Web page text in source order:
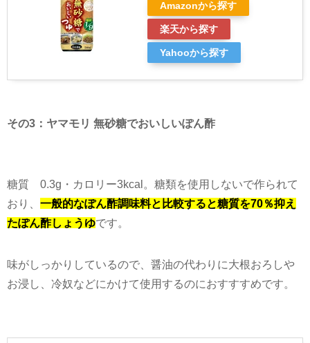
Amazonから探す
楽天から探す
Yahooから探す
その3 ：ヤマモリ 無砂糖でおいしいぽん酢
糖質 0.3g ・カロリー3kcal
。糖類を使用しないで作られて
おり、 一般的なぽん酢調味料と比較すると糖質を70％抑え
たぽん酢しょうゆです。
味がしっかりしているので、醤油の代わりに大根おろしや
お浸し、冷奴などにかけて使用するのにおすすすめです。